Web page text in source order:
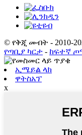
© የቅጂ መብት - 2010-
የጣቢያ ካርታ - ከፍተኛ
ኢሜይል ላክ
ዋትስአፕ
x